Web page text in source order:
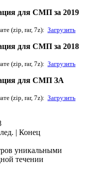
для СМП за 2019
(zip, rar, 7z): Загрузить
для СМП за 2018
(zip, rar, 7z): Загрузить
для СМП ЗА
(zip, rar, 7z): Загрузить
| Конец
уникальными
течении